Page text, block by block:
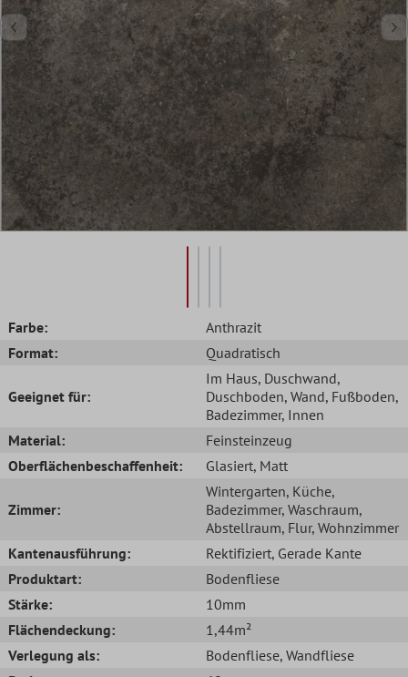
Farbe:
Anthrazit
Format:
Quadratisch
Geeignet für:
Im Haus, Duschwand,
Duschboden, Wand, Fußboden,
Badezimmer, Innen
Material:
Feinsteinzeug
Oberflächenbeschaffenheit:
Glasiert, Matt
Zimmer:
Wintergarten, Küche,
Badezimmer, Waschraum,
Abstellraum, Flur, Wohnzimmer
Kantenausführung:
Rektifiziert, Gerade Kante
Produktart:
Bodenfliese
Stärke:
10mm
Flächendeckung:
1,44m²
Verlegung als:
Bodenfliese, Wandfliese